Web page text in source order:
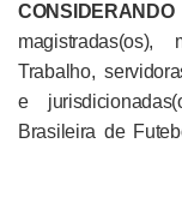
CONSIDERANDO
Trabalho,
e
Brasileira de